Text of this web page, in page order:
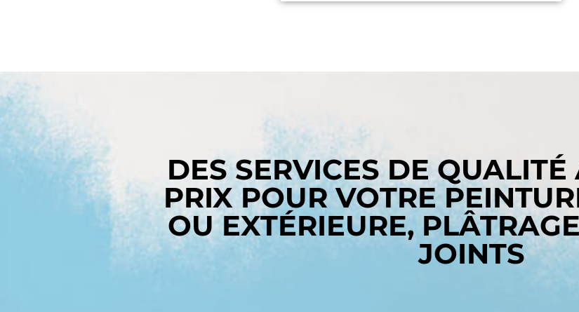
DES SERVICES DE
PRIX POUR VOTRE
OU EXTÉRIEURE,
JOINTS